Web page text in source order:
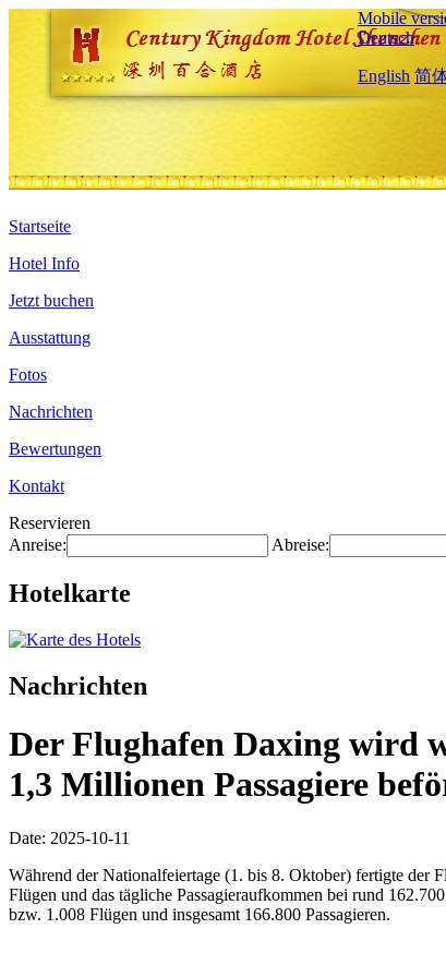
Mobile
Deutsch
English 简
Startseite
Hotel Info
Jetzt buchen
Ausstattung
Fotos
Nachrichten
Bewertungen
Kontakt
Reservieren
Anreise:
Abreise:
Hotelkarte
Nachrichten
Der Flughafen Daxing wird
1,3 Millionen Passagiere
Date: 2025-10-11
Während der Nationalfeiertage (1. bis 8. Oktober) fertigte der
Flügen und das tägliche Passagieraufkommen bei rund
bzw. 1.008 Flügen und insgesamt 166.800 Passagieren.